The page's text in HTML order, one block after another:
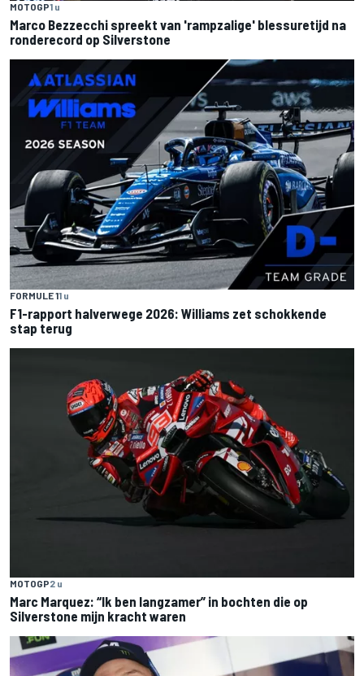
MOTOGP1 u
Marco Bezzecchi spreekt van 'rampzalige' blessuretijd na
ronderecord op Silverstone
FORMULE 11 u
F1-rapport halverwege 2026: Williams zet schokkende
stap terug
MOTOGP2 u
Marc Marquez: “Ik ben langzamer” in bochten die op
Silverstone mijn kracht waren